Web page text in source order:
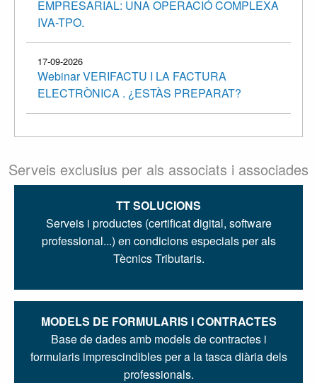
EMPRESARIAL: UNA OPERACIÓ COMPLEXA
IVA-TPO.
17-09-2026
Webinar VERIFACTU I LA FACTURA
ELECTRÒNICA . ¿ESTÀS PREPARAT?
Serveis exclusius per als associats i associades
TT SOLUCIONS
Serveis i productes (certificat digital, software
professional...) en condicions especials per als
Tècnics Tributaris.
MODELS DE FORMULARIS I CONTRACTES
Base de dades amb models de contractes i
formularis imprescindibles per a la tasca diària dels
professionals.